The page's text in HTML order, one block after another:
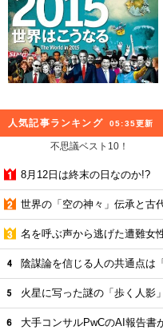
人気記事ランキング 05:35更新
不思議ベスト10！
8月12日は終末の日なのか!?
世界の「空の神々」伝承と古
名を呼ぶ声から逃げた遭難女
陰謀論を信じる人の共通点は
火星に写った謎の「歩く人影」
大手コンサルPwCのAI報告書